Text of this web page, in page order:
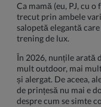
Ca mamă (eu, PJ, cu
trecut prin ambele
salopetă elegantă
trening de lux.
În 2026, nunțile arată
mult outdoor, mai
și alergat. De aceea,
de prințesă nu mai e
despre cum se simte